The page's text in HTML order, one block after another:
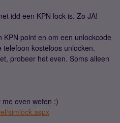
idd een KPN lock is. Zo JA!
point en om een unlockcode
kosteloos unlocken.
probeer het even. Soms alleen
even weten :)
simlock.aspx